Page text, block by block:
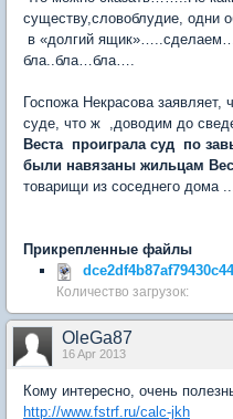
существу,словоблудие, одни
в «долгий
бла..бла…бла….
Госпожа Некрасова
суде, что ж ,доводим до
Веста проиграла суд по
были навязаны жильцам
товарищи из соседнего дома
Прикрепленные файлы
Количество загрузок:
OleGa87
16 Apr 2013
Кому интересно, очень
http://www.fstrf.ru/calc-jkh